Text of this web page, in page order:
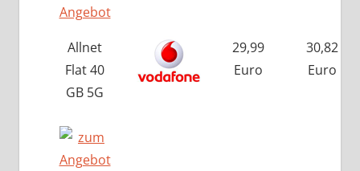
Allnet
Flat 40
GB 5G
29,99
Euro
30,82
Euro